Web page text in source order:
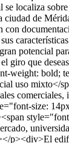
localiza
ciudad de
con
potencial
giro que
weight: bold;
uso mixto</
comerciales,
size:
p><div>El